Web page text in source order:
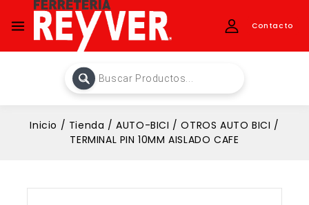
Contacto
Inicio / Tienda / AUTO-BICI / OTROS AUTO BICI /
TERMINAL PIN 10MM AISLADO CAFE